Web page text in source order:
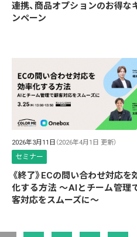
連携、商品オプションのお得な
ンペーン
2026年3月11日 （2026年4月1日 更新）
セミナー
《終了》ECの問い合わせ対応を
化する方法 ～AIとチーム管理
客対応をスムーズに～